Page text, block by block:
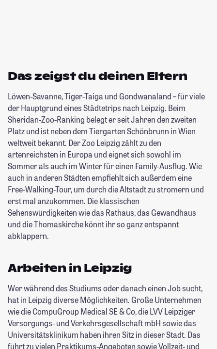
Das zeigst du deinen Eltern
Löwen-Savanne, Tiger-Taiga und Gondwanaland – für viele
der Hauptgrund eines Städtetrips nach Leipzig. Beim
Sheridan-Zoo-Ranking belegt er seit Jahren den zweiten
Platz und ist neben dem Tiergarten Schönbrunn in Wien
weltweit bekannt. Der Zoo Leipzig zählt zu den
artenreichsten in Europa und eignet sich sowohl im
Sommer als auch im Winter für einen Family-Ausflug. Wie
auch in anderen Städten empfiehlt sich außerdem eine
Free-Walking-Tour, um durch die Altstadt zu stromern und
erst mal anzukommen. Die klassischen
Sehenswürdigkeiten wie das Rathaus, das Gewandhaus
und die Thomaskirche könnt ihr so ganz entspannt
abklappern.
Arbeiten in Leipzig
Wer während des Studiums oder danach einen Job sucht,
hat in Leipzig diverse Möglichkeiten. Große Unternehmen
wie die CompuGroup Medical SE & Co, die LVV Leipziger
Versorgungs- und Verkehrsgesellschaft mbH sowie das
Universitätsklinikum haben ihren Sitz in dieser Stadt. Das
führt zu vielen Praktikums-Angeboten sowie Vollzeit- und